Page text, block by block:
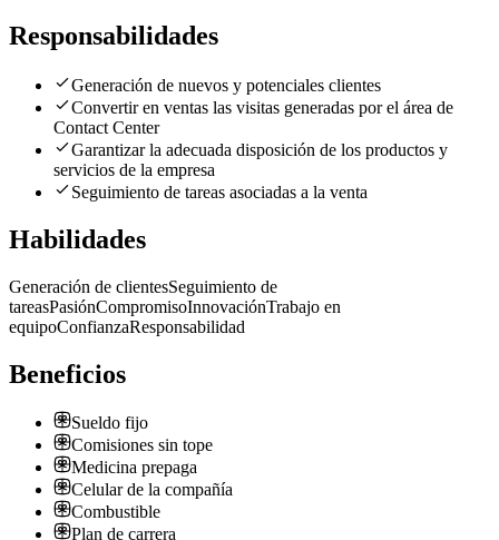
Responsabilidades
Generación de nuevos y potenciales clientes
Convertir en ventas las visitas generadas por el área de
Contact Center
Garantizar la adecuada disposición de los productos y
servicios de la empresa
Seguimiento de tareas asociadas a la venta
Habilidades
Generación de clientesSeguimiento de
tareasPasiónCompromisoInnovaciónTrabajo en
equipoConfianzaResponsabilidad
Beneficios
Sueldo fijo
Comisiones sin tope
Medicina prepaga
Celular de la compañía
Combustible
Plan de carrera